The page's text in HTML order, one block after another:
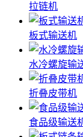
拉链机
板式输送机
水冷螺旋输
折叠皮带机
食品级输送